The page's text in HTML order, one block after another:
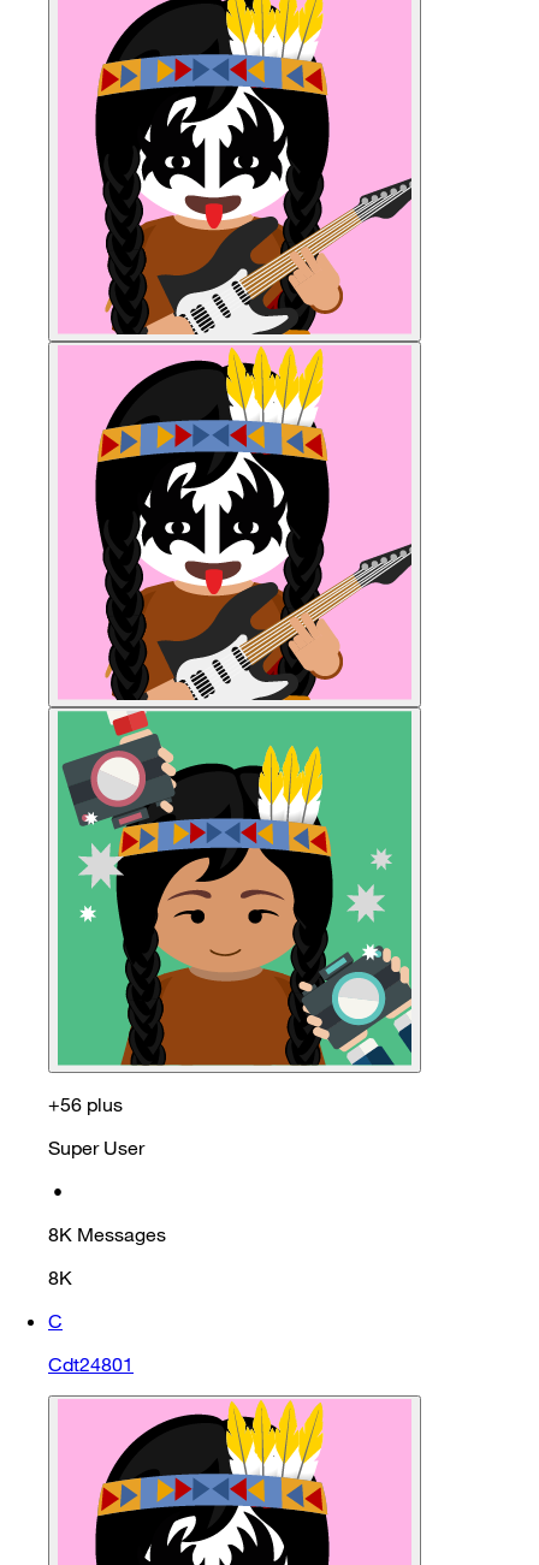
+56 plus
Super User
•
8K Messages
8K
C
Cdt24801